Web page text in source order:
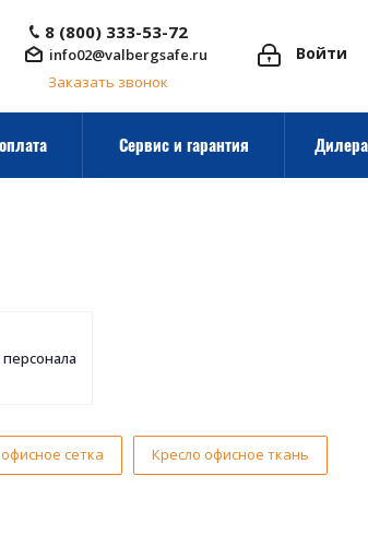
Войти
8 (800) 333-53-72
info02@valbergsafe.ru
Заказать звонок
Сервис и гарантия
сетка Кресло офисное ткань